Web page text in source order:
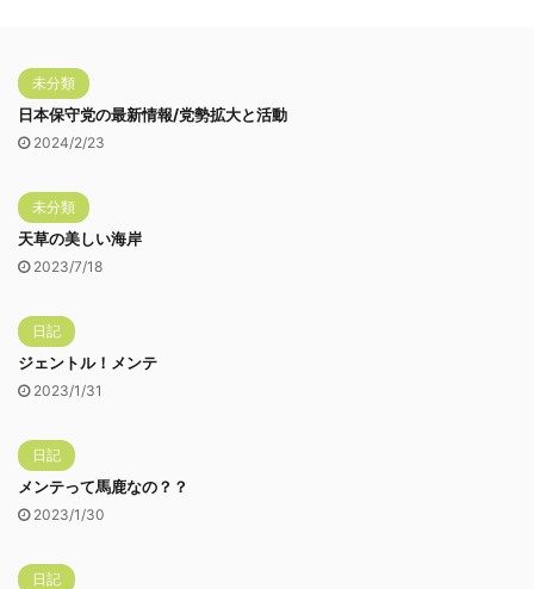
未分類
日本保守党の最新情報/党勢拡大と活動
2024/2/23
未分類
天草の美しい海岸
2023/7/18
日記
ジェントル！メンテ
2023/1/31
日記
メンテって馬鹿なの？？
2023/1/30
日記